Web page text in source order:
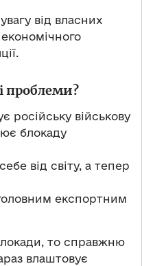
від власних
проблеми?
російську військову
блокаду
від світу, а тепер
експортним
то справжню
влаштовує